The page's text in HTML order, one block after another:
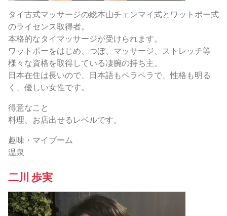
タイ古式マッサージの総本山チェンマイ式とワットポー式
のライセンス取得者。
本格的なタイマッサージが受けられます。
ワットポーをはじめ、つぼ、マッサージ、ストレッチ等
様々な資格を取得している凄腕の持ち主。
日本在住は長いので、日本語もペラペラで、性格も明る
く、優しい女性です。
得意なこと
料理、お店出せるレベルです。
趣味・マイブーム
温泉
二川 歩実